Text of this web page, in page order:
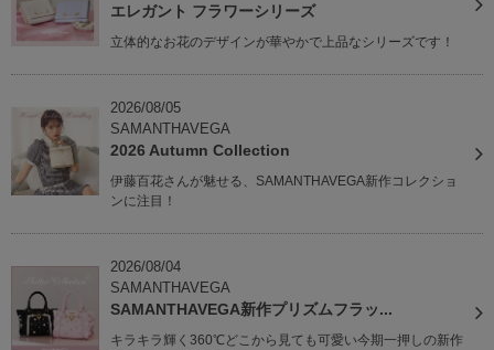
エレガント フラワーシリーズ
立体的なお花のデザインが華やかで上品なシリーズです！
2026/08/05
SAMANTHAVEGA
2026 Autumn Collection
伊藤百花さんが魅せる、SAMANTHAVEGA新作コレクショ
ンに注目！
2026/08/04
SAMANTHAVEGA
SAMANTHAVEGA新作プリズムフラッ...
キラキラ輝く360℃どこから見ても可愛い今期一押しの新作